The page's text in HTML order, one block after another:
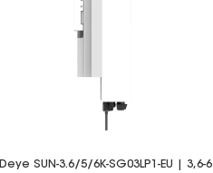
Deye SUN-3.6/5/6K-SG03LP1-EU | 3,6-6